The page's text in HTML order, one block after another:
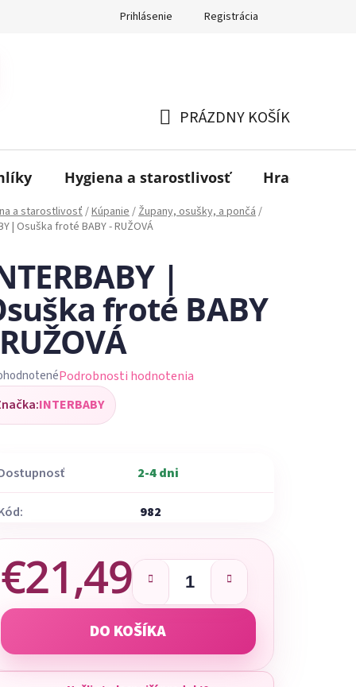
Prihlásenie Registrácia
KOŠÍK
PRÁZDNY KOŠÍK
Hygiena a starostlivosť Hračky
a starostlivosť/Kúpanie/Župany, osušky, a pončá/
| Osuška froté BABY - RUŽOVÁ
|
froté BABY
Podrobnosti hodnotenia
INTERBABY
2-4 dni
982
€21,49
Jednotková cena:
DO KOŠÍKA